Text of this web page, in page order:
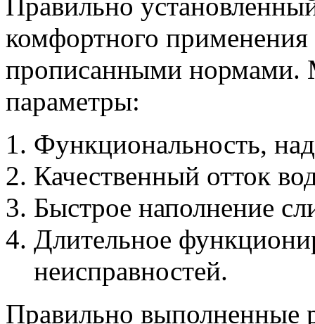
Правильно
комфортного применения
прописанными нормами.
параметры:
Функциональность,
Качественный отток
Быстрое наполнение
Длительное
неисправностей.
Правильно выполненные